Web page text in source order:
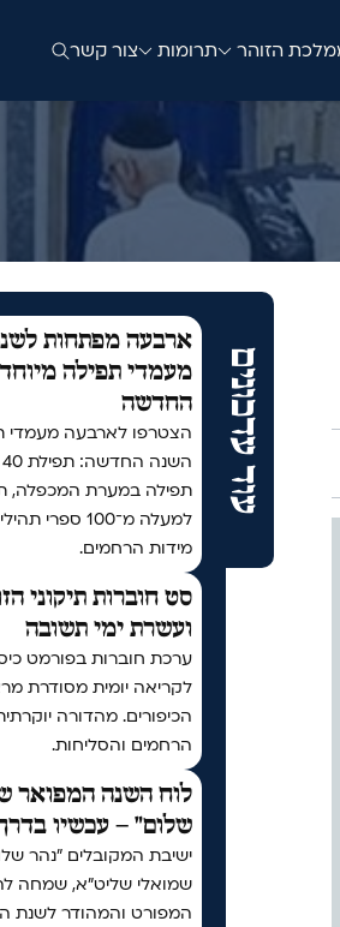
צור קשר תרומות הזוהר
עוד עדכונים
ארבעה מפתחות
מעמדי תפילה
החדשה
הצטרפו לארבעה מעמדי
תפילה במערת המכפלה,
למעלה מ־100
מידות הרחמים.
סט חוברות תיקוני
ועשרת ימי תשובה
ערכת חוברות בפורמט
לקריאה יומית מסודרת
הכיפורים. מהדורה
הרחמים והסליחות.
לוח השנה המפואר
שלום" – עכשיו
ישיבת המקובלים "נהר
שמואלי שליט"א, שמחה
המפורט והמהודר לשנת